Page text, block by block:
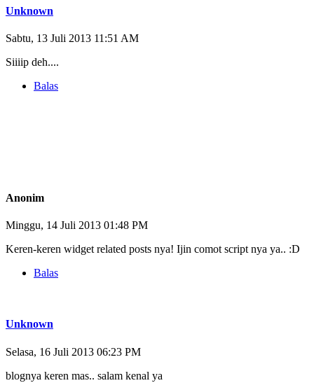
Unknown
Sabtu, 13 Juli 2013 11:51 AM
Siiiip deh....
Balas
Anonim
Minggu, 14 Juli 2013 01:48 PM
Keren-keren widget related posts nya! Ijin comot script nya ya.. :D
Balas
Unknown
Selasa, 16 Juli 2013 06:23 PM
blognya keren mas.. salam kenal ya